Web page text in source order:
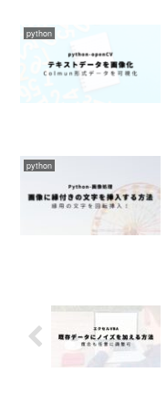
python
python